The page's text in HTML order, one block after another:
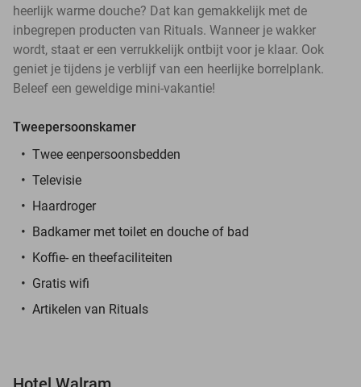
heerlijk warme douche? Dat kan gemakkelijk met de
inbegrepen producten van Rituals. Wanneer je wakker
wordt, staat er een verrukkelijk ontbijt voor je klaar. Ook
geniet je tijdens je verblijf van een heerlijke borrelplank.
Beleef een geweldige mini-vakantie!
Tweepersoonskamer
Twee eenpersoonsbedden
Televisie
Haardroger
Badkamer met toilet en douche of bad
Koffie- en theefaciliteiten
Gratis wifi
Artikelen van Rituals